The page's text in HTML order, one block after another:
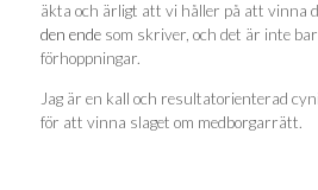
äkta och ärligt att vi håller på att vinna
den ende som skriver, och det är inte
förhoppningar.
Jag är en kall och resultatorienterad
för att vinna slaget om medborgarrätt.